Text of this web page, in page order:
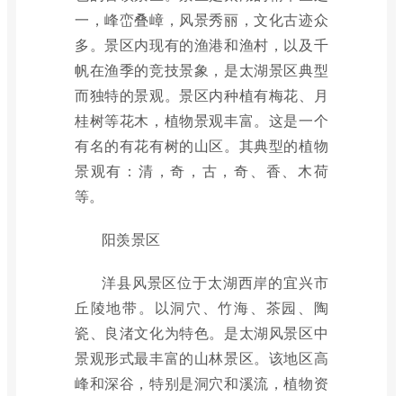
一，峰峦叠嶂，风景秀丽，文化古迹众
多。景区内现有的渔港和渔村，以及千
帆在渔季的竞技景象，是太湖景区典型
而独特的景观。景区内种植有梅花、月
桂树等花木，植物景观丰富。这是一个
有名的有花有树的山区。其典型的植物
景观有：清，奇，古，奇、香、木荷
等。
阳羡景区
洋县风景区位于太湖西岸的宜兴市
丘陵地带。以洞穴、竹海、茶园、陶
瓷、良渚文化为特色。是太湖风景区中
景观形式最丰富的山林景区。该地区高
峰和深谷，特别是洞穴和溪流，植物资